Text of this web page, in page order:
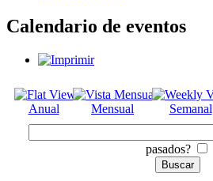
Calendario de eventos
Anual Mensual Semanal
pasados?